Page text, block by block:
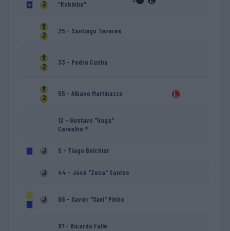
"Rubinho"
25 - Santiago Tavares
33 - Pedro Cunha
55 - Albano Martinazzo
12 - Gustavo "Guga"
Carvalho ®
5 - Tiago Belchior
44 - José "Zeca" Santos
66 - Xavier "Xavi" Pinho
87 - Ricardo Fallé